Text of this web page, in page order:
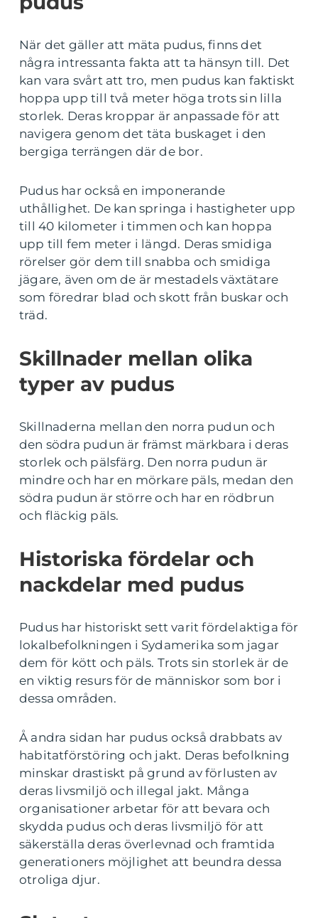
När det gäller att mäta pudus, finns det
några intressanta fakta att ta hänsyn till. Det
kan vara svårt att tro, men pudus kan faktiskt
hoppa upp till två meter höga trots sin lilla
storlek. Deras kroppar är anpassade för att
navigera genom det täta buskaget i den
bergiga terrängen där de bor.
Pudus har också en imponerande
uthållighet. De kan springa i hastigheter upp
till 40 kilometer i timmen och kan hoppa
upp till fem meter i längd. Deras smidiga
rörelser gör dem till snabba och smidiga
jägare, även om de är mestadels växtätare
som föredrar blad och skott från buskar och
träd.
Skillnader mellan olika
typer av pudus
Skillnaderna mellan den norra pudun och
den södra pudun är främst märkbara i deras
storlek och pälsfärg. Den norra pudun är
mindre och har en mörkare päls, medan den
södra pudun är större och har en rödbrun
och fläckig päls.
Historiska fördelar och
nackdelar med pudus
Pudus har historiskt sett varit fördelaktiga för
lokalbefolkningen i Sydamerika som jagar
dem för kött och päls. Trots sin storlek är de
en viktig resurs för de människor som bor i
dessa områden.
Å andra sidan har pudus också drabbats av
habitatförstöring och jakt. Deras befolkning
minskar drastiskt på grund av förlusten av
deras livsmiljö och illegal jakt. Många
organisationer arbetar för att bevara och
skydda pudus och deras livsmiljö för att
säkerställa deras överlevnad och framtida
generationers möjlighet att beundra dessa
otroliga djur.